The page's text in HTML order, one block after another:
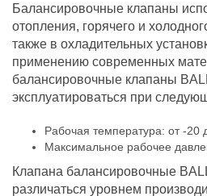
Балансировочные клапаны
отопления, горячего и
также в охладительных
применению современных
балансировочные клапаны
эксплуатироваться при
Рабочая температура: от -20
Максимальное рабочее
Клапана балансировочные
различаться уровнем